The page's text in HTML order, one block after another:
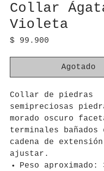
Collar
Violeta
$ 99.900
Agotado
Collar de piedras
semipreciosas
morado oscuro
terminales bañados
cadena de
ajustar.
Peso aproximado: